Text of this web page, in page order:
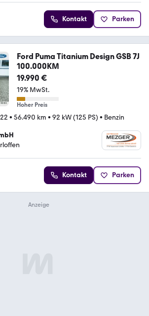
Kontakt Parken
Ford Puma Titanium Design GSB 7J
100.000KM
19.990 €
19% MwSt.
Hoher Preis
• 56.490 km • 92 kW (125 PS) • Benzin
Kontakt Parken